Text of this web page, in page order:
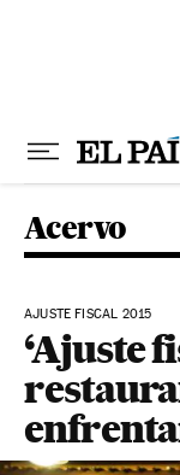
Acervo
AJUSTE FISCAL 2015
‘Ajuste